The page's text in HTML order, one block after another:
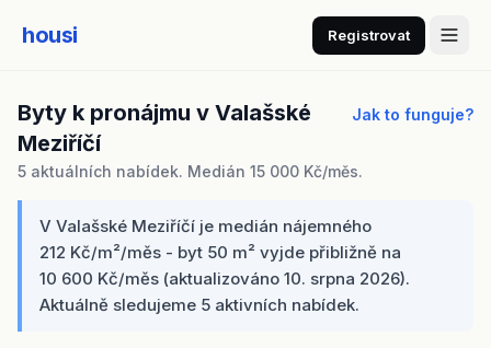
housi Registrovat
Byty k pronájmu v Valašské
Meziříčí
Jak to funguje?
5 aktuálních nabídek. Medián 15 000 Kč/měs.
V Valašské Meziříčí je medián nájemného
212 Kč/m²/měs - byt 50 m² vyjde přibližně na
10 600 Kč/měs (aktualizováno 10. srpna 2026).
Aktuálně sledujeme 5 aktivních nabídek.